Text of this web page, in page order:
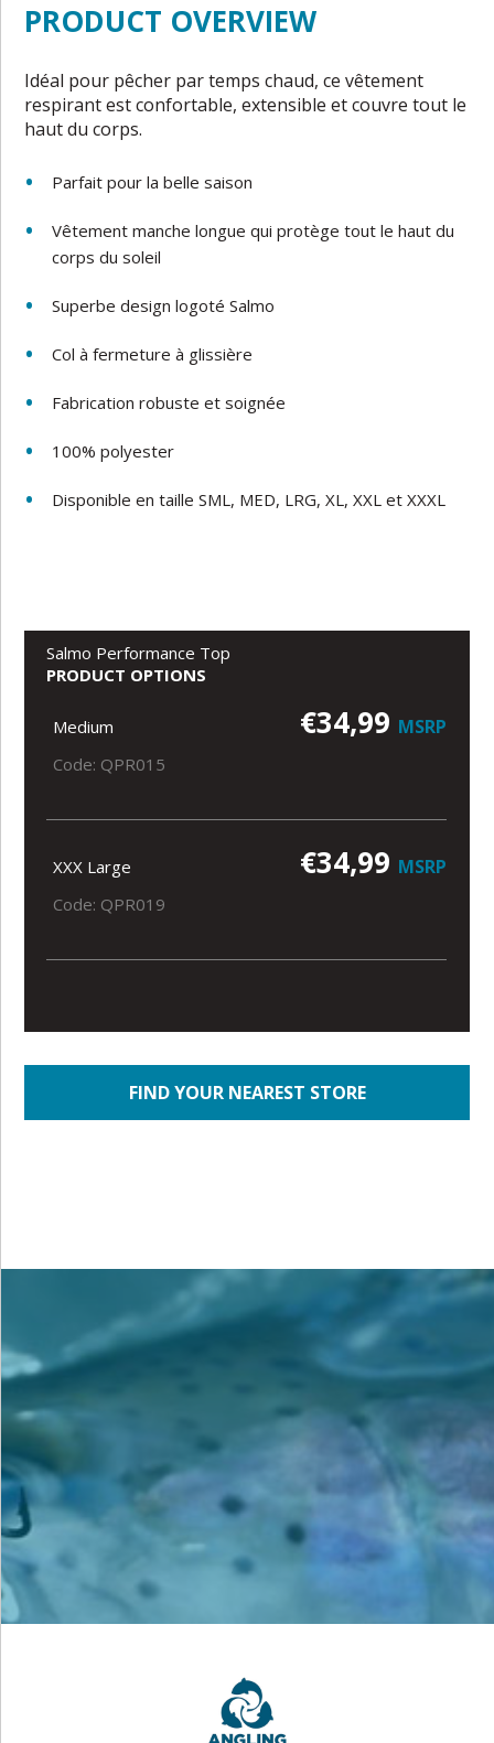
PRODUCT OVERVIEW
Idéal pour pêcher par temps chaud, ce vêtement
respirant est confortable, extensible et couvre tout le
haut du corps.
Parfait pour la belle saison
Vêtement manche longue qui protège tout le haut du
corps du soleil
Superbe design logoté Salmo
Col à fermeture à glissière
Fabrication robuste et soignée
100% polyester
Disponible en taille SML, MED, LRG, XL, XXL et XXXL
Salmo Performance Top
PRODUCT OPTIONS
Medium €34,99 MSRP
Code: QPR015
XXX Large €34,99 MSRP
Code: QPR019
FIND YOUR NEAREST STORE